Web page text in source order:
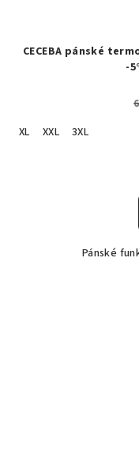
CECEBA pánské
-
XL XXL
3XL
Pánské